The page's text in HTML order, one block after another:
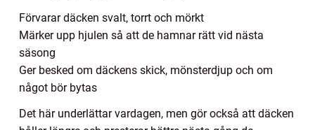
Förvarar däcken svalt, torrt och mörkt
Märker upp hjulen så att de hamnar rätt vid nästa
säsong
Ger besked om däckens skick, mönsterdjup och om
något bör bytas
Det här underlättar vardagen, men gör också att däcken